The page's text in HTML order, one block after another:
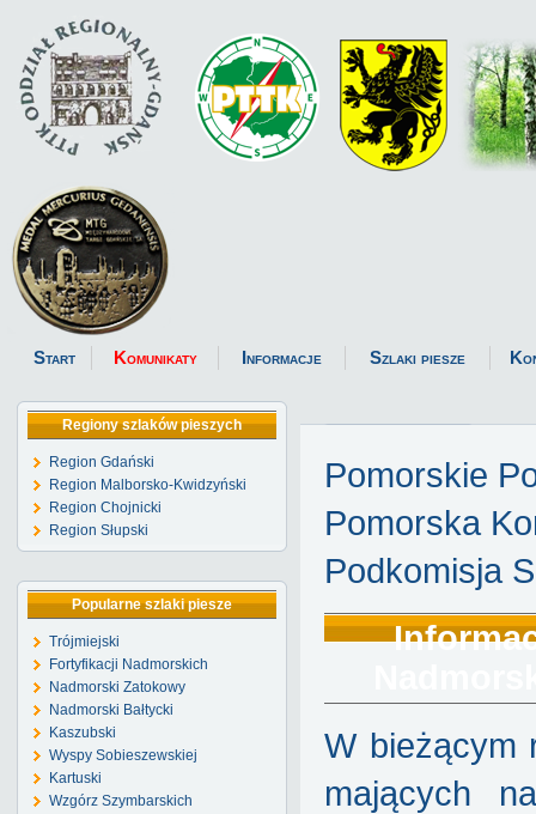
Start Komunikaty Informacje Szlaki piesze
Regiony szlaków pieszych
Region Gdański
Region Malborsko-Kwidzyński
Region Chojnicki
Region Słupski
Popularne szlaki piesze
Trójmiejski
Fortyfikacji Nadmorskich
Nadmorski Zatokowy
Nadmorski Bałtycki
Kaszubski
Wyspy Sobieszewskiej
Kartuski
Wzgórz Szymbarskich
Pomorskie
Pomorska
Podkomisja
W bieżącym
mających